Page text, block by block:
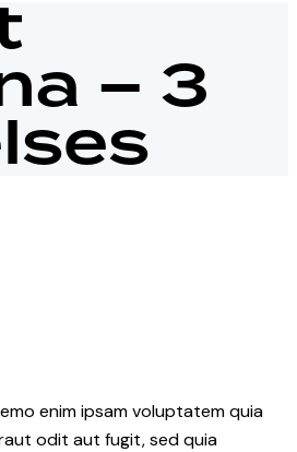
– 3
enim ipsam voluptatem quia
odit aut fugit, sed quia